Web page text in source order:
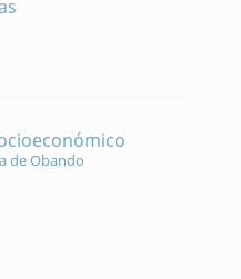
de Obando